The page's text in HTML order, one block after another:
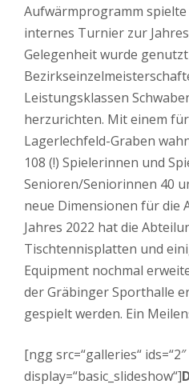
Aufwärmprogramm
internes Turnier zur
Gelegenheit wurde
B
Leistungsklassen
herzurichten. Mit einem
Lagerlechfeld-Graben
108 (!) Spielerinnen und
Senioren/Seniorinnen 40
neue Dimensionen für die
Jahres 2022 hat die
Tischtennisplatten und
Equipment nochmal
der Gräbinger Sporthalle
gespielt werden. Ein
[ngg src=“galleries“ ids=“2″
display=“basic_slideshow“]